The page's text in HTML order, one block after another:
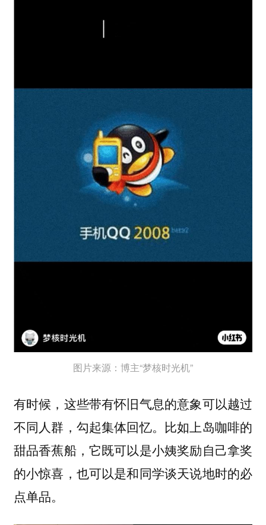
图片来源：博主“梦核时光机”
有时候，这些带有怀旧气息的意象可以越过
不同人群，勾起集体回忆。 比如上岛咖啡的
甜品香蕉船，它既可以是小姨奖励自己拿奖
的小惊喜，也可以是和同学谈天说地时的必
点单品。